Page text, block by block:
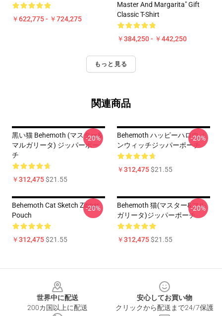
￥622,775 - ￥724,275
Master And Margarita" Gift
Classic T-Shirt
￥384,250 - ￥442,250
もっと見る
関連商品
黒い猫 Behemoth (マスター&
マルガリータ) ジッパーポー
チ
￥312,475$21.55
-20%
Behemoth ハッピーハロウィ
ンウィッチジッパーポーチ
￥312,475$21.55
-20%
Behemoth Cat Sketch Zipper
Pouch
￥312,475$21.55
-20%
Behemoth 猫(マスター&マル
ガリータ)ジッパーポーチ
￥312,475$21.55
-20%
世界中に配送
200カ国以上に配送
安心してお買い物
クリックから配送まで24/7保護